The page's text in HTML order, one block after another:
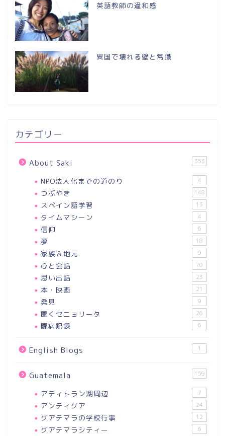
英語教師の違和感
異国で壊れる壁と常識
カテゴリー
About Saki 353
NPO法人化までの道のり 4
つぶやき 148
スペイン語学習 13
タイムマシーン 4
信仰 6
夢 18
家族＆地元 9
心と会話 70
思い出話 23
本・映画 21
発見 9
聞くセニョリータ 26
闘病記録 6
English Blogs 1
Guatemala 159
アティトラン湖周辺 7
アンティグア 24
グアテマラの学校行事 12
グアテマラシティー 6